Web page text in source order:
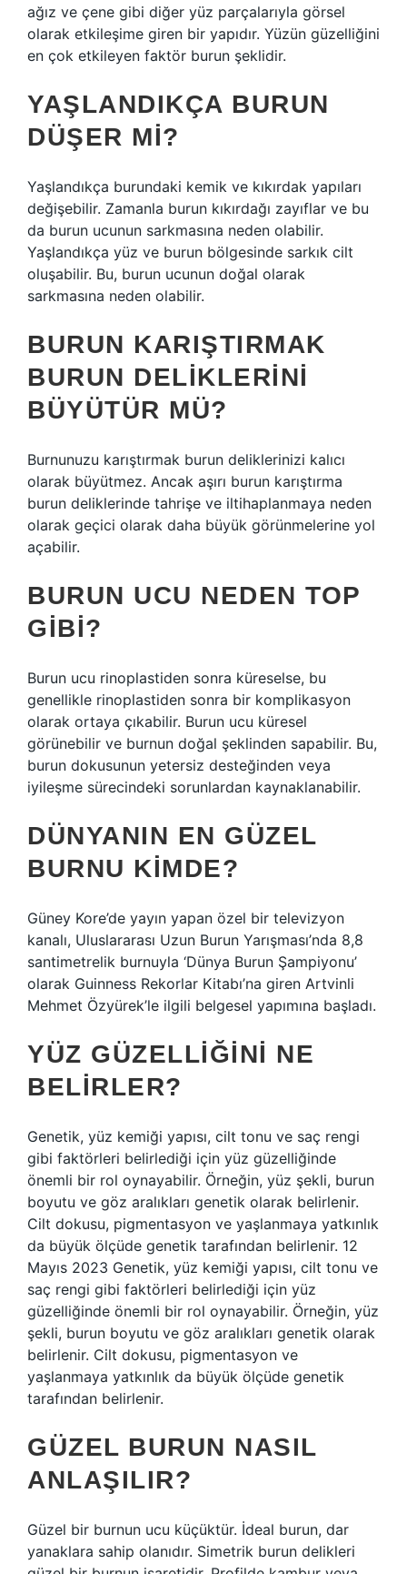
ağız ve çene gibi diğer yüz parçalarıyla görsel
olarak etkileşime giren bir yapıdır. Yüzün güzelliğini
en çok etkileyen faktör burun şeklidir.
YAŞLANDIKÇA BURUN
DÜŞER MI?
Yaşlandıkça burundaki kemik ve kıkırdak yapıları
değişebilir. Zamanla burun kıkırdağı zayıflar ve bu
da burun ucunun sarkmasına neden olabilir.
Yaşlandıkça yüz ve burun bölgesinde sarkık cilt
oluşabilir. Bu, burun ucunun doğal olarak
sarkmasına neden olabilir.
BURUN KARIŞTIRMAK
BURUN DELIKLERINI
BÜYÜTÜR MÜ?
Burnunuzu karıştırmak burun deliklerinizi kalıcı
olarak büyütmez. Ancak aşırı burun karıştırma
burun deliklerinde tahrişe ve iltihaplanmaya neden
olarak geçici olarak daha büyük görünmelerine yol
açabilir.
BURUN UCU NEDEN TOP
GIBI?
Burun ucu rinoplastiden sonra küreselse, bu
genellikle rinoplastiden sonra bir komplikasyon
olarak ortaya çıkabilir. Burun ucu küresel
görünebilir ve burnun doğal şeklinden sapabilir. Bu,
burun dokusunun yetersiz desteğinden veya
iyileşme sürecindeki sorunlardan kaynaklanabilir.
DÜNYANIN EN GÜZEL
BURNU KIMDE?
Güney Kore’de yayın yapan özel bir televizyon
kanalı, Uluslararası Uzun Burun Yarışması’nda 8,8
santimetrelik burnuyla ‘Dünya Burun Şampiyonu’
olarak Guinness Rekorlar Kitabı’na giren Artvinli
Mehmet Özyürek’le ilgili belgesel yapımına başladı.
YÜZ GÜZELLIĞINI NE
BELIRLER?
Genetik, yüz kemiği yapısı, cilt tonu ve saç rengi
gibi faktörleri belirlediği için yüz güzelliğinde
önemli bir rol oynayabilir. Örneğin, yüz şekli, burun
boyutu ve göz aralıkları genetik olarak belirlenir.
Cilt dokusu, pigmentasyon ve yaşlanmaya yatkınlık
da büyük ölçüde genetik tarafından belirlenir. 12
Mayıs 2023 Genetik, yüz kemiği yapısı, cilt tonu ve
saç rengi gibi faktörleri belirlediği için yüz
güzelliğinde önemli bir rol oynayabilir. Örneğin, yüz
şekli, burun boyutu ve göz aralıkları genetik olarak
belirlenir. Cilt dokusu, pigmentasyon ve
yaşlanmaya yatkınlık da büyük ölçüde genetik
tarafından belirlenir.
GÜZEL BURUN NASIL
ANLAŞILIR?
Güzel bir burnun ucu küçüktür. İdeal burun, dar
yanaklara sahip olanıdır. Simetrik burun delikleri